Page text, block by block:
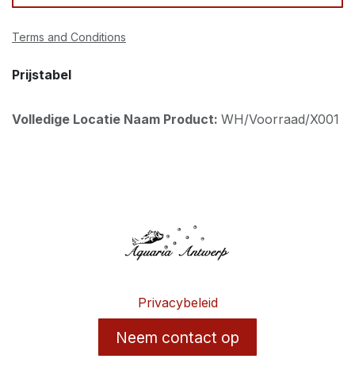
Terms and Conditions
Prijstabel
Volledige Locatie Naam Product: WH/Voorraad/X001
Privacybeleid
Neem contact op